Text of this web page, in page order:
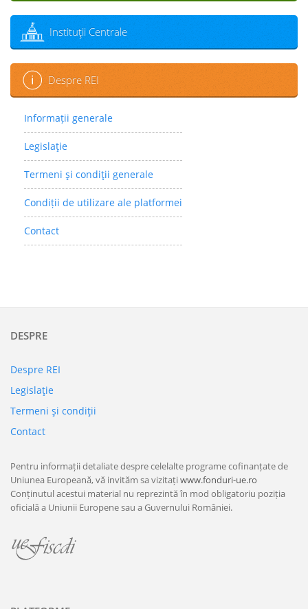
Instituţii Centrale
Despre REI
Informații generale
Legislaţie
Termeni şi condiţii generale
Condiții de utilizare ale platformei
Contact
DESPRE
Despre REI
Legislaţie
Termeni şi condiţii
Contact
Pentru informații detaliate despre celelalte programe cofinanțate de
Uniunea Europeană, vă invităm sa vizitațiwww.fonduri-ue.ro
Conținutul acestui material nu reprezintă în mod obligatoriu poziția
oficială a Uniunii Europene sau a Guvernului României.